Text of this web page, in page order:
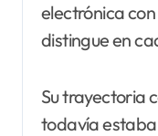
electrónica
distingue en
Su trayectoria
todavía estaba